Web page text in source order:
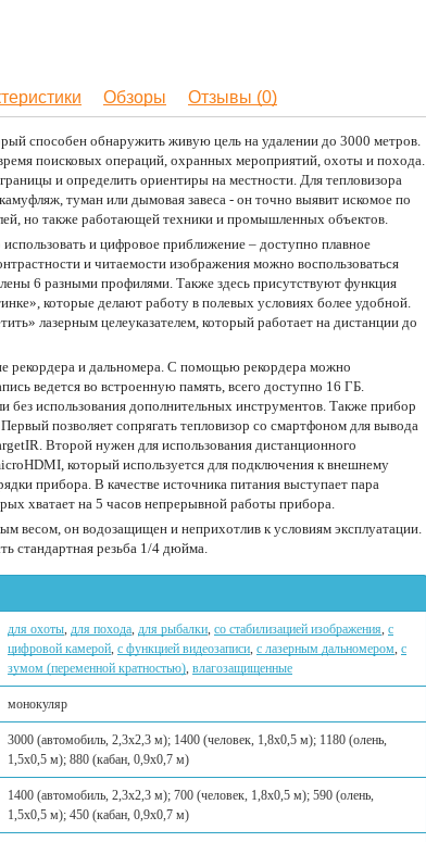
Обзоры Отзывы (0)
способен обнаружить живую цель на удалении до 3000 метров.
поисковых операций, охранных мероприятий, охоты и похода.
и определить ориентиры на местности. Для тепловизора
туман или дымовая завеса - он точно выявит искомое по
но также работающей техники и промышленных объектов.
и цифровое приближение – доступно плавное
и читаемости изображения можно воспользоваться
6 разными профилями. Также здесь присутствуют функция
которые делают работу в полевых условиях более удобной.
лазерным целеуказателем, который работает на дистанции до
рекордера и дальномера. С помощью рекордера можно
ведется во встроенную память, всего доступно 16 ГБ.
без использования дополнительных инструментов. Также прибор
позволяет сопрягать тепловизор со смартфоном для вывода
Второй нужен для использования дистанционного
который используется для подключения к внешнему
прибора. В качестве источника питания выступает пара
хватает на 5 часов непрерывной работы прибора.
весом, он водозащищен и неприхотлив к условиям эксплуатации.
стандартная резьба 1/4 дюйма.
для охоты, для похода, для рыбалки, со стабилизацией изображения, с
цифровой камерой, с функцией видеозаписи, с лазерным дальномером, с
зумом (переменной кратностью), влагозащищенные
монокуляр
3000 (автомобиль, 2,3х2,3 м); 1400 (человек, 1,8х0,5 м); 1180 (олень,
1,5х0,5 м); 880 (кабан, 0,9х0,7 м)
1400 (автомобиль, 2,3х2,3 м); 700 (человек, 1,8х0,5 м); 590 (олень,
1,5х0,5 м); 450 (кабан, 0,9х0,7 м)